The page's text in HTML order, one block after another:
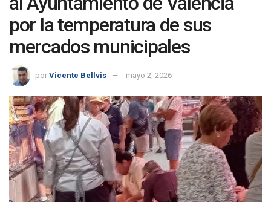
por la temperatura de sus
mercados municipales
por Vicente Bellvis mayo 2, 2026